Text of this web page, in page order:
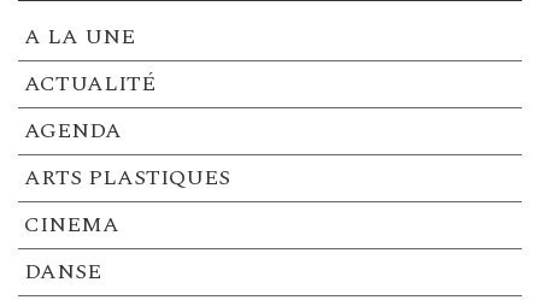
A LA UNE
ACTUALITÉ
AGENDA
ARTS PLASTIQUES
CINEMA
DANSE